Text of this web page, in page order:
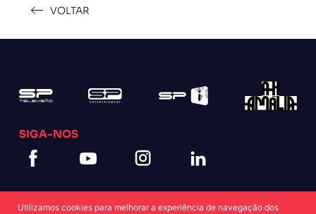
VOLTAR
SIGA-NOS
Utilizamos cookies para melhorar a experiência de navegação dos